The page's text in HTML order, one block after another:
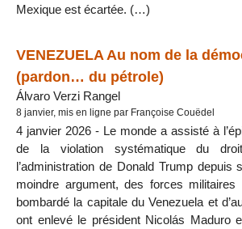
Mexique est écartée. (…)
VENEZUELA Au nom de la
(pardon… du pétrole)
Álvaro Verzi Rangel
8 janvier, mis en ligne par Françoise Couëdel
4 janvier 2026 - Le monde a assisté à
de la violation systématique du
l’administration de Donald Trump depuis
moindre argument, des forces
bombardé la capitale du Venezuela et
ont enlevé le président Nicolás Maduro